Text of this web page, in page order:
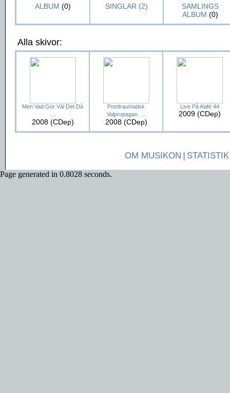
ALBUM (0) SINGLAR (2)
SAMLINGS
ALBUM (0)
Alla skivor:
Men Vad Gör Väl Det Då
2008 (CDep)
Posttraumatisk
Valpropagan...
2008 (CDep)
Live På Kafé 44
2009 (CDep)
OM MUSIKON | STATISTIK
Page generated in 0.8028 seconds.